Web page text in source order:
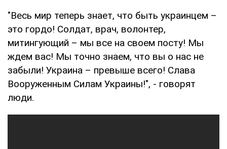
"Весь мир теперь знает, что быть украинцем –
это гордо! Солдат, врач, волонтер,
митингующий – мы все на своем посту! Мы
ждем вас! Мы точно знаем, что вы о нас не
забыли! Украина – превыше всего! Слава
Вооруженным Силам Украины!", - говорят
люди.